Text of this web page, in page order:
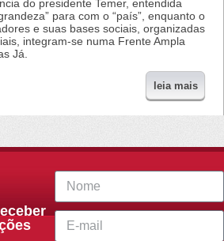
do presidente Temer, entendida
para com o “país”, enquanto o
e suas bases sociais, organizadas
integram-se numa Frente Ampla
Já.
leia mais